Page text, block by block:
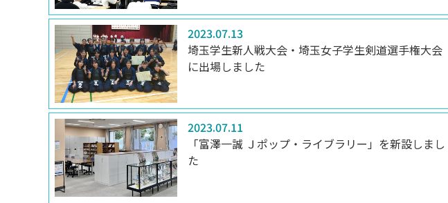
受験生サイト
2023.07.13
埼玉学生新人戦大会・埼玉女子学生剣道選手権大会
に出場しました
2023.07.11
「富澤一誠 Ｊポップ・ライブラリー」を新設しまし
た